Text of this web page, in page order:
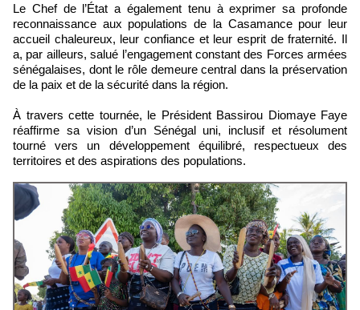
Le Chef de l’État a également tenu à exprimer sa profonde
reconnaissance aux populations de la Casamance pour leur
accueil chaleureux, leur confiance et leur esprit de fraternité. Il
a, par ailleurs, salué l’engagement constant des Forces armées
sénégalaises, dont le rôle demeure central dans la préservation
de la paix et de la sécurité dans la région.
À travers cette tournée, le Président Bassirou Diomaye Faye
réaffirme sa vision d’un Sénégal uni, inclusif et résolument
tourné vers un développement équilibré, respectueux des
territoires et des aspirations des populations.